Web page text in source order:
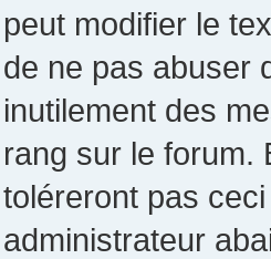
peut modifier le
de ne pas abuser
inutilement des
rang sur le forum.
toléreront pas
administrateur